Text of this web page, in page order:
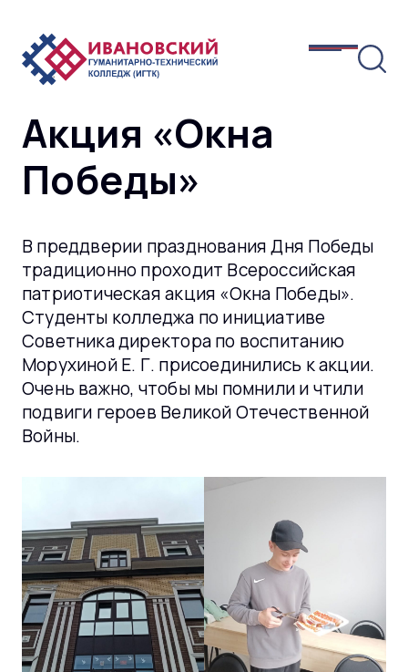
Акция «Окна
Победы»
В преддверии празднования Дня Победы
традиционно проходит Всероссийская
патриотическая акция «Окна Победы».
Студенты колледжа по инициативе
Советника директора по воспитанию
Морухиной Е. Г. присоединились к акции.
Очень важно, чтобы мы помнили и чтили
подвиги героев Великой Отечественной
Войны.